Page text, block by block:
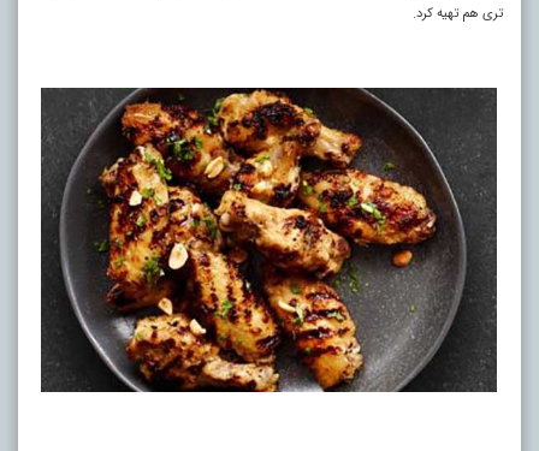
تری هم تهیه کرد.